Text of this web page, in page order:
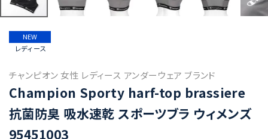
NEW
レディース
チャンピオン 女性 レディース アンダーウェア ブランド
Champion Sporty harf-top brassiere
抗菌防臭 吸水速乾 スポーツブラ ウィメンズ
95451003